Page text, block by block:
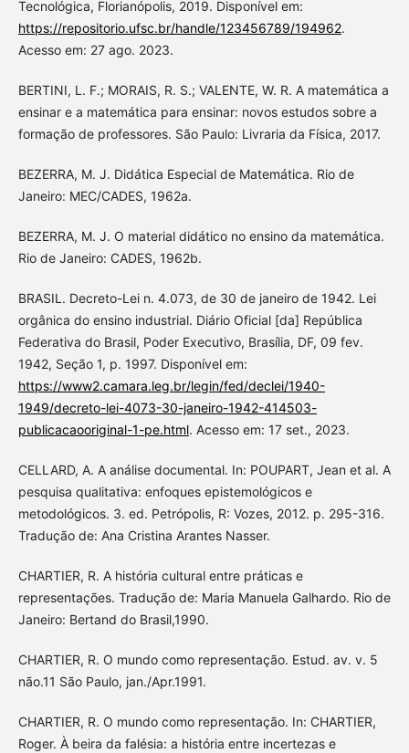
Tecnológica, Florianópolis, 2019. Disponível em:
https://repositorio.ufsc.br/handle/123456789/194962.
Acesso em: 27 ago. 2023.
BERTINI, L. F.; MORAIS, R. S.; VALENTE, W. R. A matemática a
ensinar e a matemática para ensinar: novos estudos sobre a
formação de professores. São Paulo: Livraria da Física, 2017.
BEZERRA, M. J. Didática Especial de Matemática. Rio de
Janeiro: MEC/CADES, 1962a.
BEZERRA, M. J. O material didático no ensino da matemática.
Rio de Janeiro: CADES, 1962b.
BRASIL. Decreto-Lei n. 4.073, de 30 de janeiro de 1942. Lei
orgânica do ensino industrial. Diário Oficial [da] República
Federativa do Brasil, Poder Executivo, Brasília, DF, 09 fev.
1942, Seção 1, p. 1997. Disponível em:
https://www2.camara.leg.br/legin/fed/declei/1940-
1949/decreto-lei-4073-30-janeiro-1942-414503-
publicacaooriginal-1-pe.html. Acesso em: 17 set., 2023.
CELLARD, A. A análise documental. In: POUPART, Jean et al. A
pesquisa qualitativa: enfoques epistemológicos e
metodológicos. 3. ed. Petrópolis, R: Vozes, 2012. p. 295-316.
Tradução de: Ana Cristina Arantes Nasser.
CHARTIER, R. A história cultural entre práticas e
representações. Tradução de: Maria Manuela Galhardo. Rio de
Janeiro: Bertand do Brasil,1990.
CHARTIER, R. O mundo como representação. Estud. av. v. 5
não.11 São Paulo, jan./Apr.1991.
CHARTIER, R. O mundo como representação. In: CHARTIER,
Roger. À beira da falésia: a história entre incertezas e